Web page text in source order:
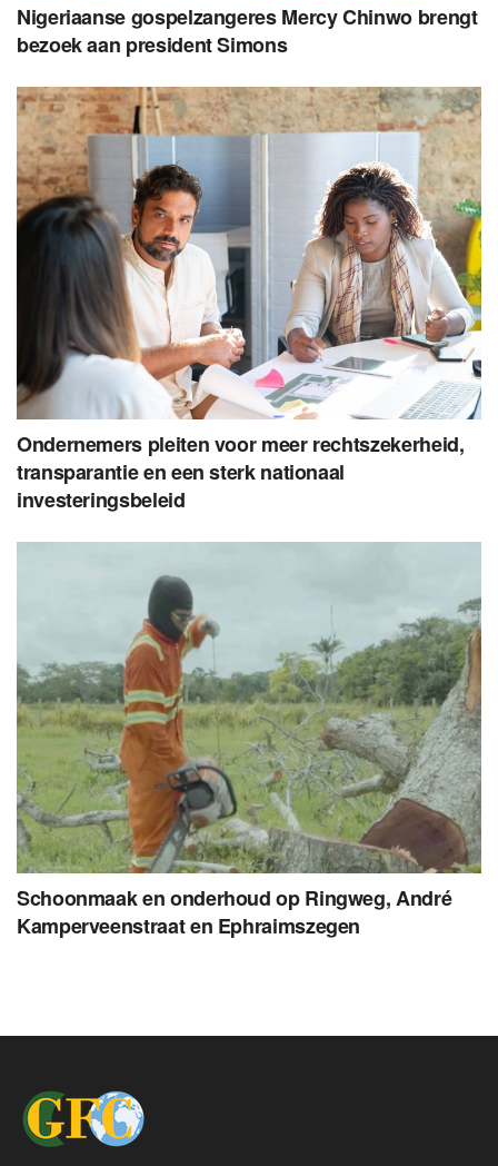
Nigeriaanse gospelzangeres Mercy Chinwo brengt
bezoek aan president Simons
Ondernemers pleiten voor meer rechtszekerheid,
transparantie en een sterk nationaal
investeringsbeleid
Schoonmaak en onderhoud op Ringweg, André
Kamperveenstraat en Ephraimszegen